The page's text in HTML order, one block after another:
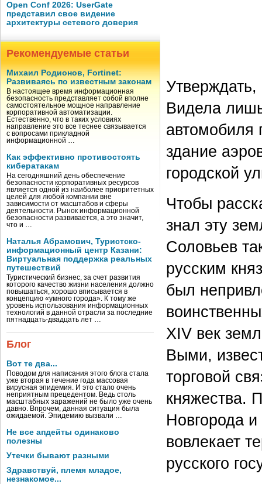
Open Conf 2026: UserGate
представил свое видение
архитектуры сетевого доверия
Рекомендуемые статьи
Михаил Родионов, Fortinet:
Развиваясь по известным законам
В настоящее время информационная
безопасность представляет собой вполне
самостоятельное мощное направление
корпоративной автоматизации.
Естественно, что в таких условиях
направление это все теснее связывается
с вопросами прикладной
информационной …
Как эффективно противостоять
кибератакам
На сегодняшний день обеспечение
безопасности корпоративных ресурсов
является одной из наиболее приоритетных
целей для любой компании вне
зависимости от масштабов и сферы
деятельности. Рынок информационной
безопасности развивается, а это значит,
что и …
Наталья Абрамович, Туристско-
информационный центр Казани:
Виртуальная поддержка реальных
путешествий
Туристический бизнес, за счет развития
которого качество жизни населения должно
повышаться, хорошо вписывается в
концепцию «умного города». К тому же
уровень использования информационных
технологий в данной отрасли за последние
пятнадцать-двадцать лет …
Блог
Вот те два...
Поводом для написания этого блога стала
уже вторая в течение года массовая
вирусная эпидемия. И это стало очень
неприятным прецедентом. Ведь столь
масштабных заражений не было уже очень
давно. Впрочем, данная ситуация была
ожидаемой. Эпидемию вызвали …
Не все апдейты одинаково
полезны
Утечки бывают разными
Здравствуй, племя младое,
незнакомое...
Видела
автомобиля
здание
городской
Чтобы
знал эту
Соловьев
русским
был
XIV век
Выми,
торговой
княжества.
Новгорода
вовлекает
русского